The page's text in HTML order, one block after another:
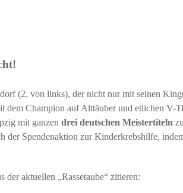
(2. von links), der nicht nur mit seinen
dem Champion auf Alttäuber und etlichen V-
mit ganzen drei deutschen Meistertiteln
der Spendenaktion zur Kinderkrebshilfe,
der aktuellen „Rassetaube“ zitieren: